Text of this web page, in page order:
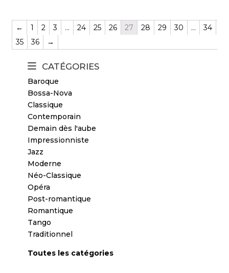
CATÉGORIES
Baroque
Bossa-Nova
Classique
Contemporain
Demain dès l'aube
Impressionniste
Jazz
Moderne
Néo-Classique
Opéra
Post-romantique
Romantique
Tango
Traditionnel
Toutes les catégories
← 1 2 3 … 24 25 26 27 28 29 30 …
34
35
36 →